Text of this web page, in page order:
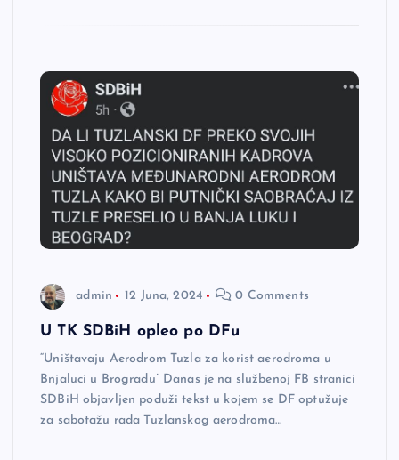
admin 12 Juna, 2024 0 Comments
U TK SDBiH opleo po DFu
“Uništavaju Aerodrom Tuzla za korist aerodroma u
Bnjaluci u Brogradu” Danas je na službenoj FB stranici
SDBiH objavljen poduži tekst u kojem se DF optužuje
za sabotažu rada Tuzlanskog aerodroma…